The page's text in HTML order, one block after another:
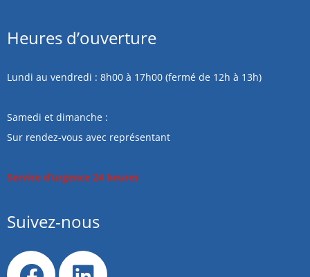
Heures d’ouverture
Lundi au vendredi : 8h00 à 17h00 (fermé de 12h à 13h)
Samedi et dimanche :
Sur rendez-vous avec représentant
Service d’urgence 24 heures
Suivez-nous